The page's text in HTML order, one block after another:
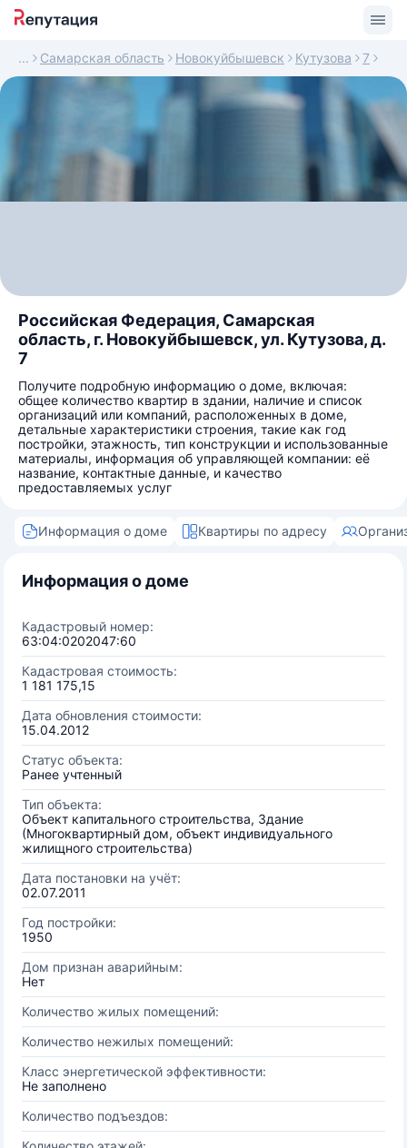
Самарская область Новокуйбышевск Кутузова 7
Российская Федерация, Самарская
область, г. Новокуйбышевск, ул. Кутузова, д.
7
Получите подробную информацию о доме, включая:
общее количество квартир в здании, наличие и список
организаций или компаний, расположенных в доме,
детальные характеристики строения, такие как год
постройки, этажность, тип конструкции и использованные
материалы, информация об управляющей компании: её
название, контактные данные, и качество
предоставляемых услуг
Информация о доме Квартиры по адресу
Информация о доме
Кадастровый номер:
63:04:0202047:60
Кадастровая стоимость:
1 181 175,15
Дата обновления стоимости:
15.04.2012
Статус объекта:
Ранее учтенный
Тип объекта:
Объект капитального строительства, Здание
(Многоквартирный дом, объект индивидуального
жилищного строительства)
Дата постановки на учёт:
02.07.2011
Год постройки:
1950
Дом признан аварийным:
Нет
Количество жилых помещений:
Количество нежилых помещений:
Класс энергетической эффективности:
Не заполнено
Количество подъездов: